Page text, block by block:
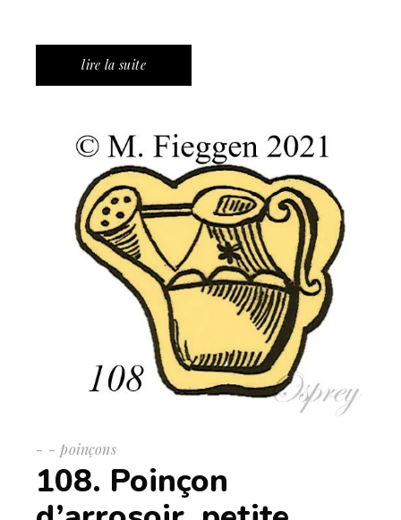
lire la suite
- poinçons
108. Poinçon